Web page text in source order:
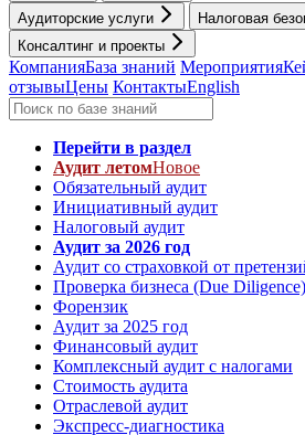
Аудиторские услуги
Налоговая
Консалтинг и проекты
КомпанияБаза знаний Мероприятия
отзывыЦены КонтактыEnglish
Перейти в раздел
Аудит летомНовое
Обязательный аудит
Инициативный аудит
Налоговый аудит
Аудит за 2026 год
Аудит со страховкой от
Проверка бизнеса (Due Diligence)
Форензик
Аудит за 2025 год
Финансовый аудит
Комплексный аудит с налогами
Стоимость аудита
Отраслевой аудит
Экспресс-диагностика